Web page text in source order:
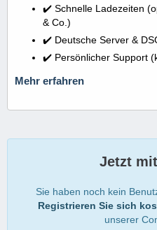
✔️ Schnelle Ladezeiten
& Co.)
✔️ Deutsche Server &
✔️ Persönlicher Support
Mehr erfahren
Jetzt
Sie haben noch kein
Registrieren Sie sich
unserer